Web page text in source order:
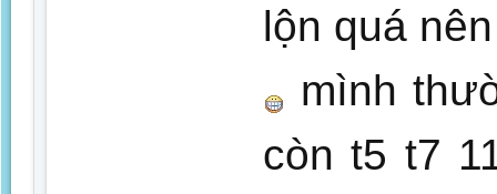
lộn quá
mình
còn t5 t7